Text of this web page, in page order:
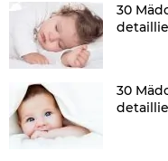
30
30